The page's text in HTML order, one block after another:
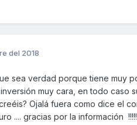
del 2018
sea verdad porque tiene muy
muy cara, en todo caso
Ojalá fuera como dice el
.... gracias por la información !!!!!